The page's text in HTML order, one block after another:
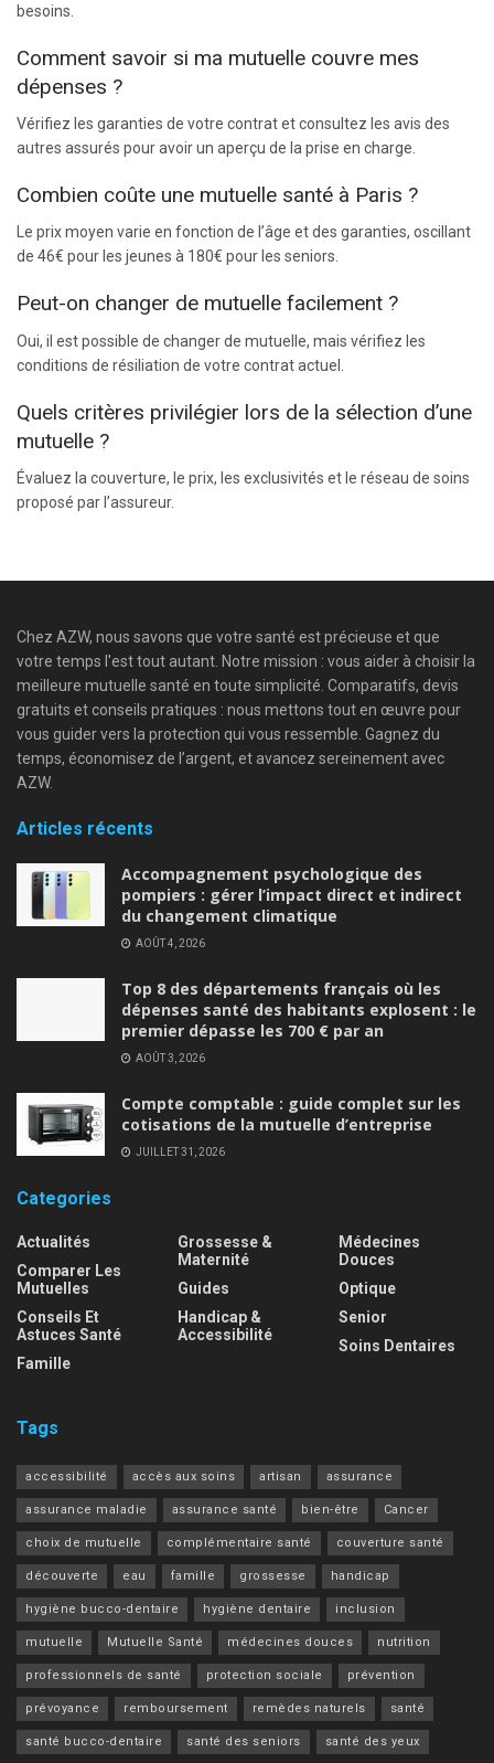
besoins.
Comment savoir si ma mutuelle couvre mes
dépenses ?
Vérifiez les garanties de votre contrat et consultez les avis des
autres assurés pour avoir un aperçu de la prise en charge.
Combien coûte une mutuelle santé à Paris ?
Le prix moyen varie en fonction de l’âge et des garanties, oscillant
de 46€ pour les jeunes à 180€ pour les seniors.
Peut-on changer de mutuelle facilement ?
Oui, il est possible de changer de mutuelle, mais vérifiez les
conditions de résiliation de votre contrat actuel.
Quels critères privilégier lors de la sélection d’une
mutuelle ?
Évaluez la couverture, le prix, les exclusivités et le réseau de soins
proposé par l’assureur.
Chez AZW, nous savons que votre santé est précieuse et que
votre temps l'est tout autant. Notre mission : vous aider à choisir la
meilleure mutuelle santé en toute simplicité. Comparatifs, devis
gratuits et conseils pratiques : nous mettons tout en œuvre pour
vous guider vers la protection qui vous ressemble. Gagnez du
temps, économisez de l’argent, et avancez sereinement avec
AZW.
Articles récents
Accompagnement psychologique des
pompiers : gérer l’impact direct et indirect
du changement climatique
AOÛT 4, 2026
Top 8 des départements français où les
dépenses santé des habitants explosent : le
premier dépasse les 700 € par an
AOÛT 3, 2026
Compte comptable : guide complet sur les
cotisations de la mutuelle d’entreprise
JUILLET 31, 2026
Categories
Actualités
Comparer Les
Mutuelles
Conseils Et
Astuces Santé
Famille
Grossesse &
Maternité
Guides
Handicap &
Accessibilité
Médecines
Douces
Optique
Senior
Soins Dentaires
Tags
accessibilité accès aux soins artisan assurance
assurance maladie assurance santé bien-être Cancer
choix de mutuelle complémentaire santé couverture santé
découverte eau famille grossesse handicap
hygiène bucco-dentaire hygiène dentaire inclusion
mutuelle Mutuelle Santé médecines douces nutrition
professionnels de santé protection sociale prévention
prévoyance remboursement remèdes naturels santé
santé bucco-dentaire santé des seniors santé des yeux